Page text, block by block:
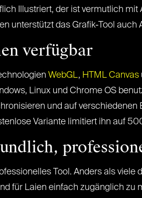
Illustriert, der ist vermutlich
unterstützt das Grafik-Tool auch
verfügbar
WebGL, HTML Canvas
Linux und Chrome OS
und auf
Variante limitiert ihn auf
Tool. Anders als
für Laien einfach zugänglich